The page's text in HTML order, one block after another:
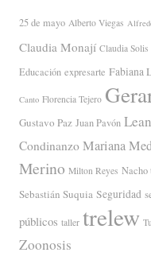
25 de mayo Alberto Viegas
Claudia Monají Claudia Solis
Educación expresarte Fabiana
Canto Florencia Tejero
Gustavo Paz Juan Pavón
Condinanzo Mariana
Merino Milton Reyes Nacho
Sebastián Suquia Seguridad
públicos taller trelew
Zoonosis